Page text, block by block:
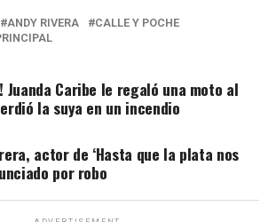
ANDY RIVERA
CALLE Y POCHE
Juanda Caribe le regaló una moto al
la suya en un incendio
actor de ‘Hasta que la plata nos
por robo